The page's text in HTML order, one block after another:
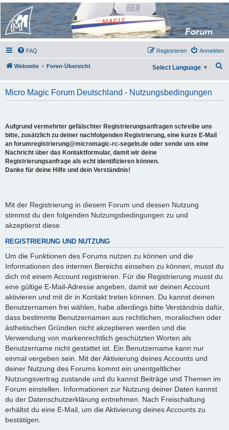
Micro Magic Forum
Deutschland
FAQ Anmelden
Registrieren
Webseite Foren-Übersicht
h
Select Language ▼
Micro Magic Forum Deutschland - Nutzungsbedingungen
Aufgrund vermehrter gefälschter Registrierungsanfragen schreibe uns
bitte, zusätzlich zu deiner nachfolgenden Registrierung, eine kurze E-Mail
an forumregistrierung@micromagic-rc-segeln.de oder sende uns eine
Nachricht über das Kontaktformular, damit wir deine
Registrierungsanfrage als echt identifizieren können.
Danke für deine Hilfe und dein Verständnis!
Mit der Registrierung in diesem Forum und dessen Nutzung
stimmst du den folgenden Nutzungsbedingungen zu und
akzeptierst diese.
REGISTRIERUNG UND NUTZUNG
Um die Funktionen des Forums nutzen zu können und die
Informationen des internen Bereichs einsehen zu können, musst du
dich mit einem Account registrieren. Für die Registrierung musst du
eine gültige E-Mail-Adresse angeben, damit wir deinen Account
aktivieren und mit dir in Kontakt treten können. Du kannst deinen
Benutzernamen frei wählen, habe allerdings bitte Verständnis dafür,
dass bestimmte Benutzernamen aus rechtlichen, moralischen oder
ästhetischen Gründen nicht akzeptieren werden und die
Verwendung von markenrechtlich geschützten Worten als
Benutzername nicht gestattet ist. Ein Benutzername kann nur
einmal vergeben sein. Mit der Aktivierung deines Accounts und
deiner Nutzung des Forums kommt ein unentgeltlicher
Nutzungsvertrag zustande und du kannst Beiträge und Themen im
Forum einstellen. Informationen zur Nutzung deiner Daten kannst
du der Datenschutzerklärung entnehmen. Nach Freischaltung
erhältst du eine E-Mail, um die Aktivierung deines Accounts zu
bestätigen.